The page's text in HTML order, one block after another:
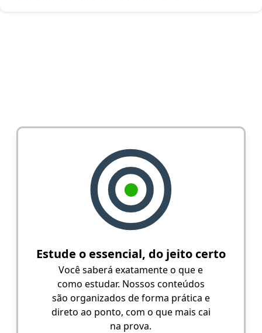
Estude o essencial, do jeito certo
Você saberá exatamente o que e
como estudar. Nossos conteúdos
são organizados de forma prática e
direto ao ponto, com o que mais cai
na prova.